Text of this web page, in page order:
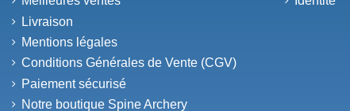
Livraison
Mentions légales
Conditions Générales de Vente (CGV)
Paiement sécurisé
Notre boutique Spine Archery